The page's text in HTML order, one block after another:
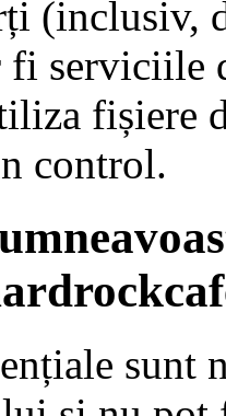
(inclusiv,
fi serviciile
fișiere
control.
sunt